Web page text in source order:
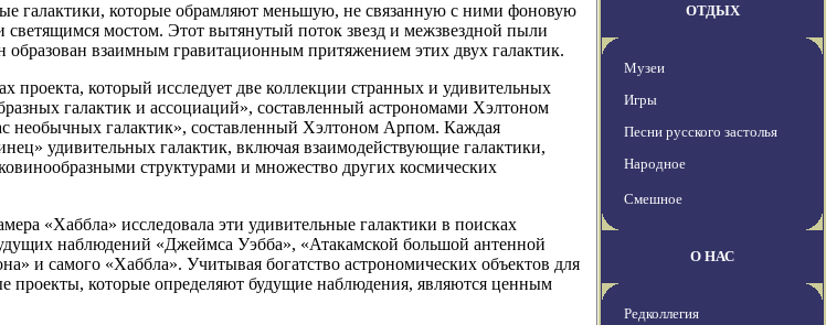
галактики, которые обрамляют меньшую, не связанную с ними фоновую
светящимся мостом. Этот вытянутый поток звезд и межзвездной пыли
образован взаимным гравитационным притяжением этих двух галактик.
проекта, который исследует две коллекции странных и удивительных
галактик и ассоциаций», составленный астрономами Хэлтоном
необычных галактик», составленный Хэлтоном Арпом. Каждая
удивительных галактик, включая взаимодействующие галактики,
структурами и множество других космических
«Хаббла» исследовала эти удивительные галактики в поисках
наблюдений «Джеймса Уэбба», «Атакамской большой антенной
и самого «Хаббла». Учитывая богатство астрономических объектов для
проекты, которые определяют будущие наблюдения, являются ценным
ОТДЫХ
Музеи
Игры
Песни русского застолья
Народное
Смешное
О НАС
Редколлегия